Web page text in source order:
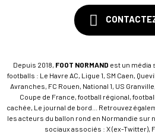
Depuis 2018, FOOT NORMAND est un média
footballs : Le Havre AC, Ligue 1, SM Caen,
Avranches, FC Rouen, National 1, US
Coupe de France, football régional,
cachée, Le journal de bord... Retrouvez
les acteurs du ballon rond en Normandie sur
sociaux associés : X (ex-Twitter),